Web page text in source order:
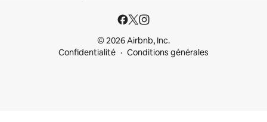
© 2026 Airbnb, Inc.
Confidentialité
Conditions générales